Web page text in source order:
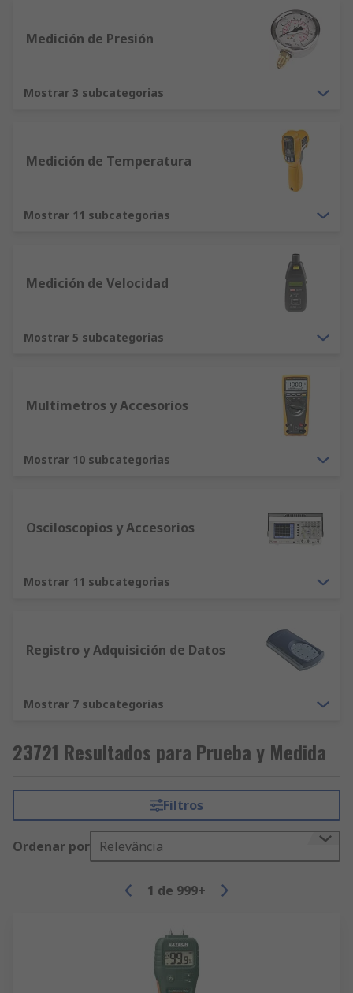
La calibración es la comparación de la precisión
de un instrumento de prueba con relación a un
estándar.
Medición de Presión
Mostrar 3 subcategorias
Medición de Temperatura
Mostrar 11 subcategorias
Medición de Velocidad
Mostrar 5 subcategorias
Multímetros y Accesorios
Mostrar 10 subcategorias
Osciloscopios y Accesorios
Mostrar 11 subcategorias
Registro y Adquisición de Datos
Mostrar 7 subcategorias
23721 Resultados para Prueba y Medida
Filtros
Ordenar por Relevância
1 de 999+